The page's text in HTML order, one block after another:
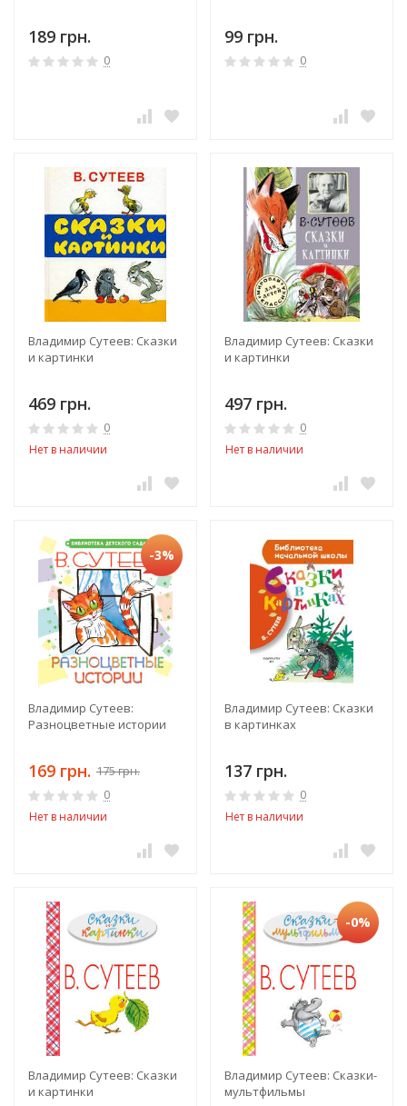
189 грн.
0
99 грн.
0
Владимир Сутеев: Сказки
и картинки
469 грн.
0
Нет в наличии
Владимир Сутеев: Сказки
и картинки
497 грн.
0
Нет в наличии
-3%
Владимир Сутеев:
Разноцветные истории
169 грн. 175 грн.
0
Нет в наличии
Владимир Сутеев: Сказки
в картинках
137 грн.
0
Нет в наличии
Владимир Сутеев: Сказки
и картинки
-0%
Владимир Сутеев: Сказки-
мультфильмы